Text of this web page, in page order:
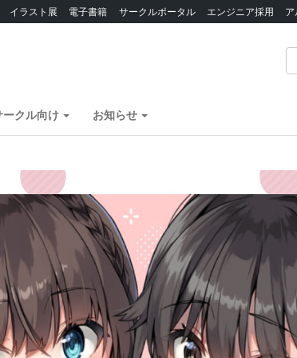
イラスト展 電子書籍 サークルポータル エンジニア採用
ークル向け お知らせ